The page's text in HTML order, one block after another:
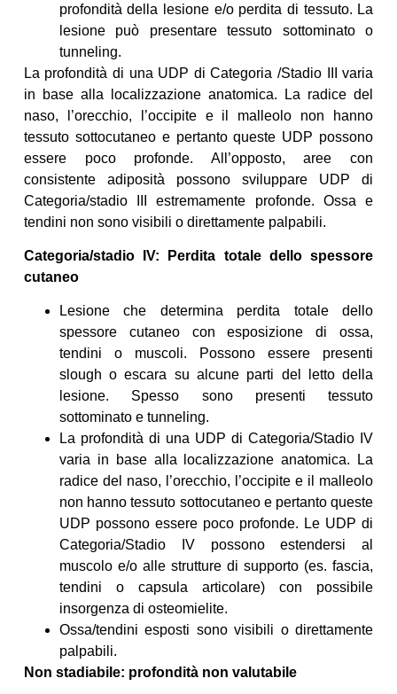
profondità della lesione e/o perdita di tessuto. La
lesione può presentare tessuto sottominato o
tunneling.
La profondità di una UDP di Categoria /Stadio III varia
in base alla localizzazione anatomica. La radice del
naso, l’orecchio, l’occipite e il malleolo non hanno
tessuto sottocutaneo e pertanto queste UDP possono
essere poco profonde. All’opposto, aree con
consistente adiposità possono sviluppare UDP di
Categoria/stadio III estremamente profonde. Ossa e
tendini non sono visibili o direttamente palpabili.
Categoria/stadio IV: Perdita totale dello spessore
cutaneo
Lesione che determina perdita totale dello
spessore cutaneo con esposizione di ossa,
tendini o muscoli. Possono essere presenti
slough o escara su alcune parti del letto della
lesione. Spesso sono presenti tessuto
sottominato e tunneling.
La profondità di una UDP di Categoria/Stadio IV
varia in base alla localizzazione anatomica. La
radice del naso, l’orecchio, l’occipite e il malleolo
non hanno tessuto sottocutaneo e pertanto queste
UDP possono essere poco profonde. Le UDP di
Categoria/Stadio IV possono estendersi al
muscolo e/o alle strutture di supporto (es. fascia,
tendini o capsula articolare) con possibile
insorgenza di osteomielite.
Ossa/tendini esposti sono visibili o direttamente
palpabili.
Non stadiabile: profondità non valutabile